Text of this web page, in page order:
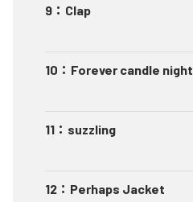
9 ： Clap
10 ： Forever candle night
11 ： suzzling
12 ： Perhaps Jacket